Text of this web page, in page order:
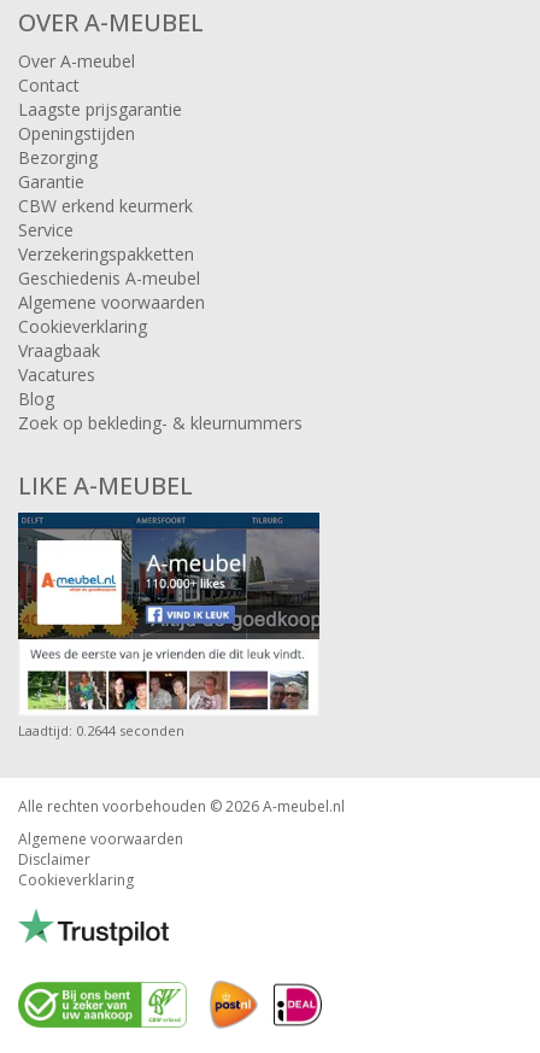
OVER A-MEUBEL
Over A-meubel
Contact
Laagste prijsgarantie
Openingstijden
Bezorging
Garantie
CBW erkend keurmerk
Service
Verzekeringspakketten
Geschiedenis A-meubel
Algemene voorwaarden
Cookieverklaring
Vraagbaak
Vacatures
Blog
Zoek op bekleding- & kleurnummers
LIKE A-MEUBEL
Laadtijd: 0.2644 seconden
Alle rechten voorbehouden © 2026A-meubel.nl
Algemene voorwaarden
Disclaimer
Cookieverklaring